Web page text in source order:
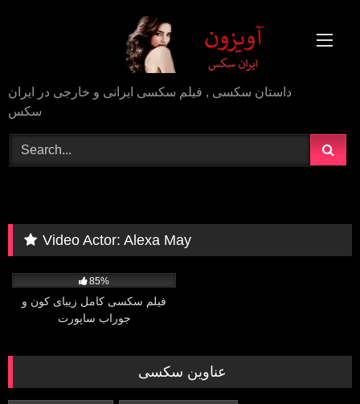
داستان سکسی , فیلم سکسی ایرانی و خارجی در ایران
سکس
Video Actor:Alexa May
85%
فیلم سکسی کامل زیبای کون و
جوراب ساپورت
عناوین سکسی